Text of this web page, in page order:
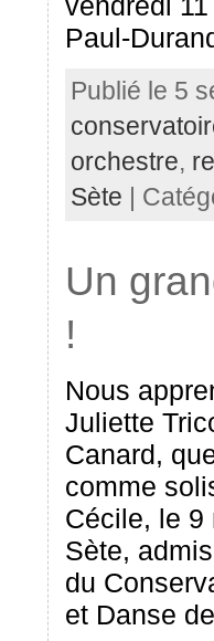
Paul-
Publié le 5
orchestre,
Sète |
Un
!
Nous
Juliette
Canard,
comme
Cécile, le 9
Sète,
du
et Danse